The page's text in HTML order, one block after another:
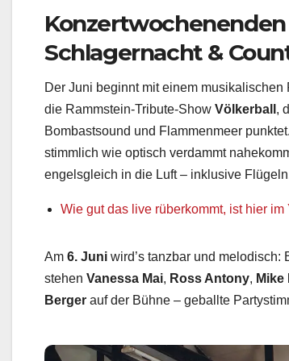
Schlagernacht &
Der Juni beginnt mit einem
die Rammstein-Tribute-Show Völkerball ,
Bombastsound und Flammenmeer
stimmlich wie optisch verdammt
engelsgleich in die Luft – inklusive
Wie gut das live rüberkommt, ist hier
Am 6. Juni wird’s tanzbar und melodisch:
stehen Vanessa Mai, Ross Antony,
Berger auf der Bühne – geballte